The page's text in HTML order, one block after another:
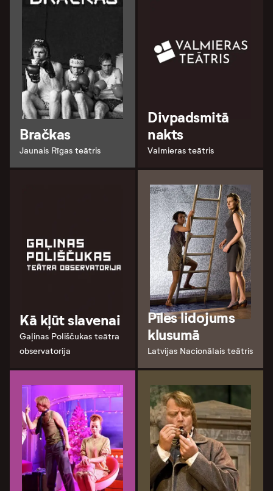
Bračkas
Jaunais Rīgas teātris
Divpadsmitā
nakts
Valmieras teātris
Kā kļūt slavenai
Gaļinas Poliščukas teātra
observatorija
Pīles lidojums
klusumā
Latvijas Nacionālais teātris